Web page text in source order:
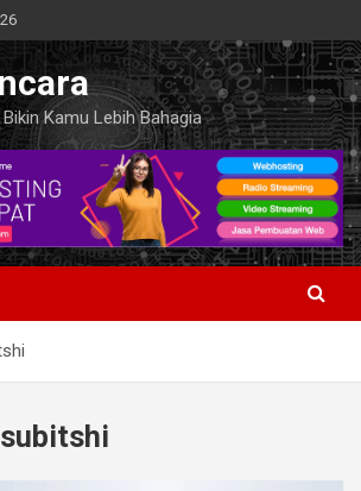
Kamu Lebih Bahagia